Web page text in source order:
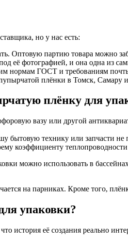
но у нас есть:
Оптовую партию товара можно
её фотографией, и она одна из
нормам ГОСТ и требованиям
плёнки в Томск, Самару
плёнку для
вазу или другой
бытовую технику или запчасти
коэффициенту
можно использовать в
на парниках. Кроме того,
упаковки?
история её создания реально